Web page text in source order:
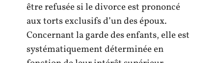
être refusée si le divorce est prononcé
aux torts exclusifs d’un des époux.
Concernant la garde des enfants, elle est
systématiquement déterminée en